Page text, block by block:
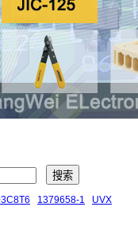
1379658-1 UVX